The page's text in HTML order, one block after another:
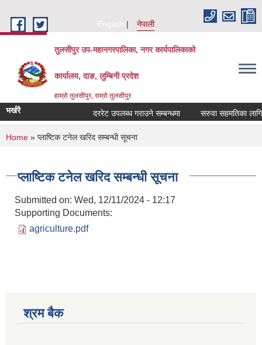
English
नेपाली
तुलसीपुर उप-महानगरपालिका, नगर कार्यपालिकाको
कार्यालय, दाङ, लुम्बिनी प्रदेश
हाम्रो तुलसीपुर, राम्रो तुलसीपुर
भर्खरै दररेट उपलब्ध गराउने सम्बन्धमा सरुवा सहमतिका लागि
You are here
Home » प्लाष्टिक टनेल खरिद सम्बन्धी सूचना
प्लाष्टिक टनेल खरिद सम्बन्धी सूचना
Submitted on: Wed, 12/11/2024 - 12:17
Supporting Documents:
agriculture.pdf
श्रम बैक